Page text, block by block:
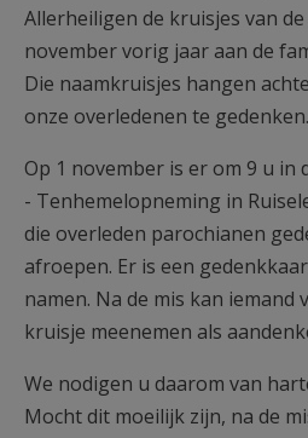
Allerheiligen de kruisjes van
november vorig jaar aan de
Die naamkruisjes hangen
onze overledenen te gedenken.
Op 1 november is er om 9 u in
- Tenhemelopneming in
die overleden parochianen
afroepen. Er is een
namen. Na de mis kan iemand
kruisje meenemen als
We nodigen u daarom van
Mocht dit moeilijk zijn, na de